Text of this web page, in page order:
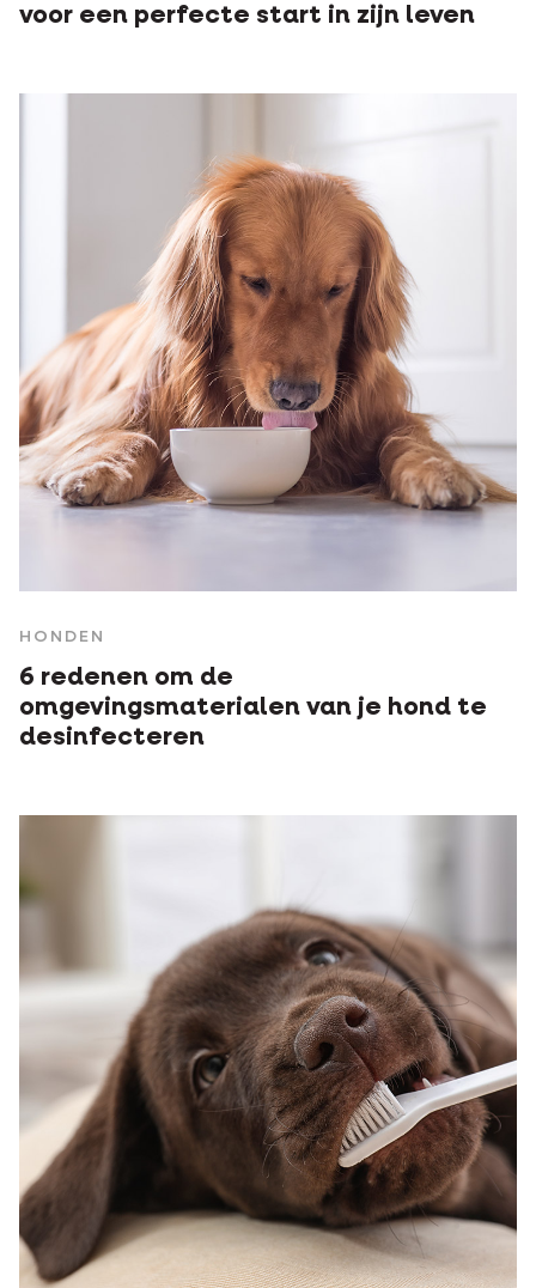
voor een perfecte start in zijn leven
HONDEN
6 redenen om de
omgevingsmaterialen van je hond te
desinfecteren